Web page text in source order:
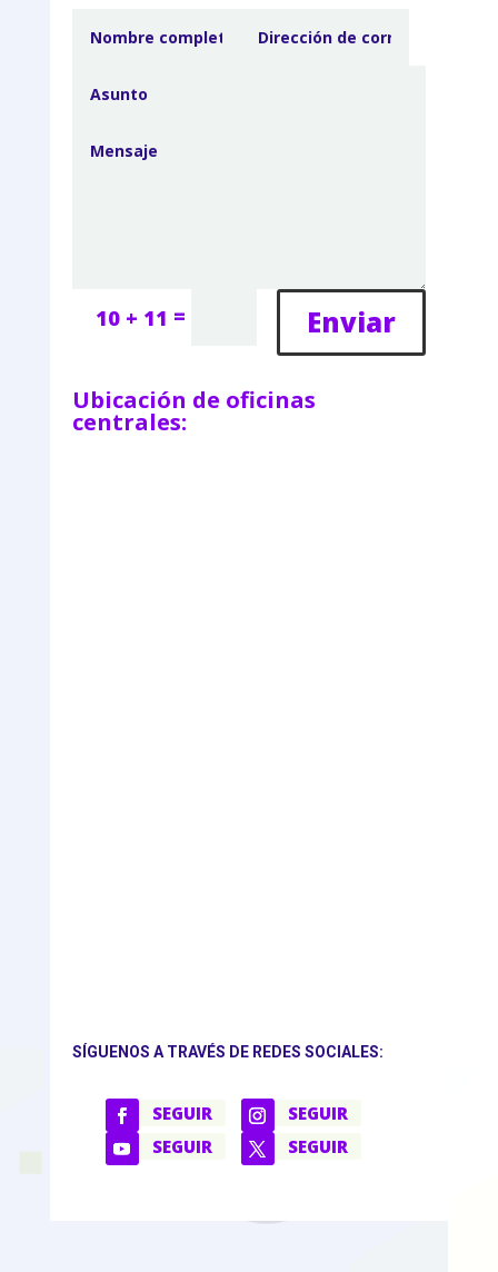
10 + 11 = Enviar
Ubicación de oficinas
centrales:
SÍGUENOS A TRAVÉS DE REDES SOCIALES:
SEGUIR
SEGUIR
SEGUIR
SEGUIR